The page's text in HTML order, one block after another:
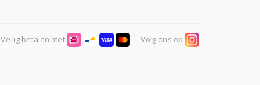
Veilig betalen met Volg ons op